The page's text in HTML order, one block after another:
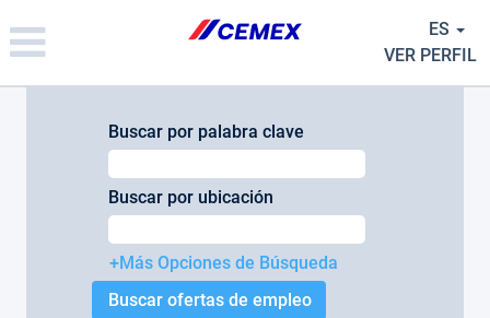
note:
This
ES
VER PERFIL
Buscar por palabra clave
Buscar por ubicación
+Más Opciones de Búsqueda